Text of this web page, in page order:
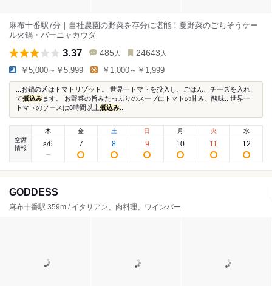
麻布十番駅7分｜自社農園の野菜を存分に堪能！夏野菜のごちそうケー
ル火鍋・バーニャカウダ
3.37 485 人 24643 人
￥5,000～￥5,999 ￥1,000～￥1,999
...お鍋の〆はトマトリゾット。 世界一トマトを投入し、ごはん、チーズを入れ
て煮込みます。 お野菜の旨みたっぷりのスープにトマトの甘み、酸味...世界一
トマトのソースは8時間以上煮込み
空席
情報
木
8/6
金
7
土
8
日
9
月
10
火
11
水
12
GODDESS
麻布十番駅 359m / イタリアン、肉料理、ワインバー